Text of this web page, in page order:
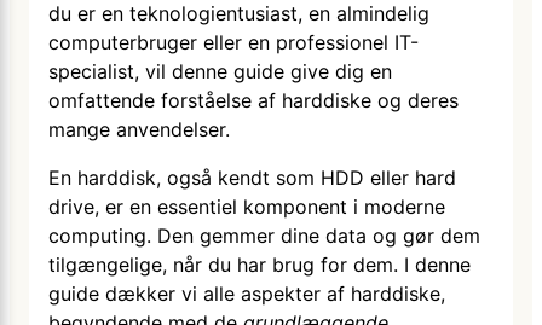
du er en teknologientusiast, en almindelig
computerbruger eller en professionel IT-
specialist, vil denne guide give dig en
omfattende forståelse af harddiske og deres
mange anvendelser.
En harddisk, også kendt som HDD eller hard
drive, er en essentiel komponent i moderne
computing. Den gemmer dine data og gør dem
tilgængelige, når du har brug for dem. I denne
guide dækker vi alle aspekter af harddiske,